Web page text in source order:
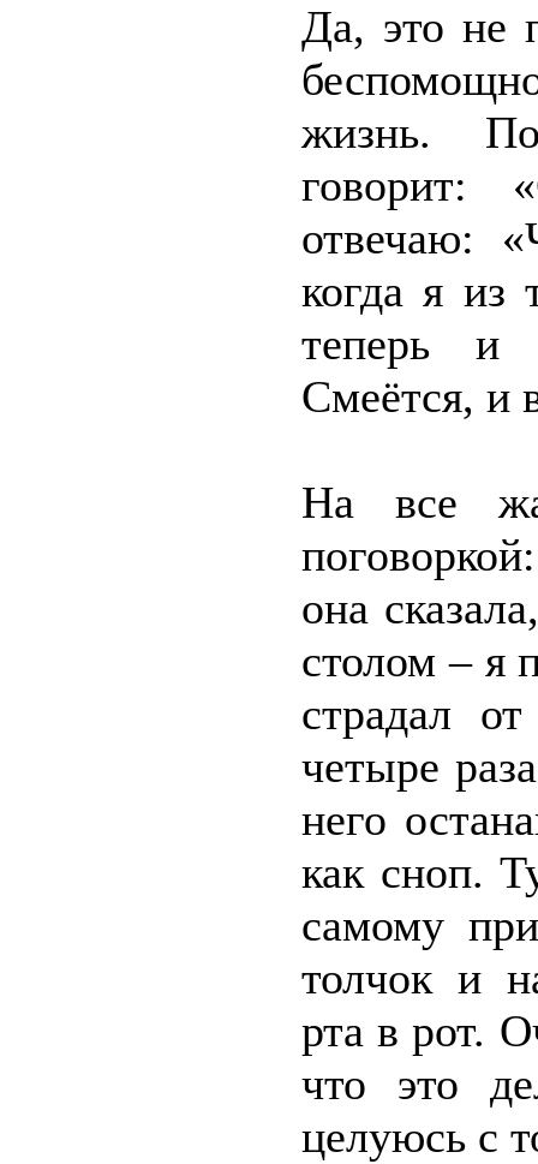
Да, это не
жизнь.
отвечаю:
когда я из
теперь и
Смеётся, и
На все
она
столом – я
страдал
четыре
него
как сноп.
самому
толчок и
рта в рот.
что это
целуюсь с